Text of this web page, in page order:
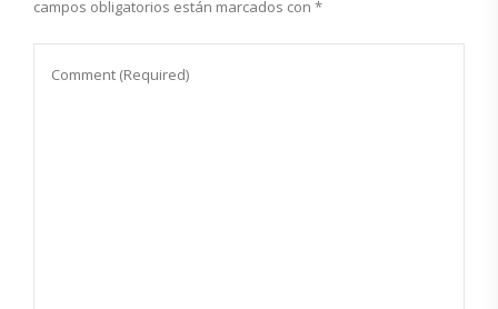
campos obligatorios están marcados con *